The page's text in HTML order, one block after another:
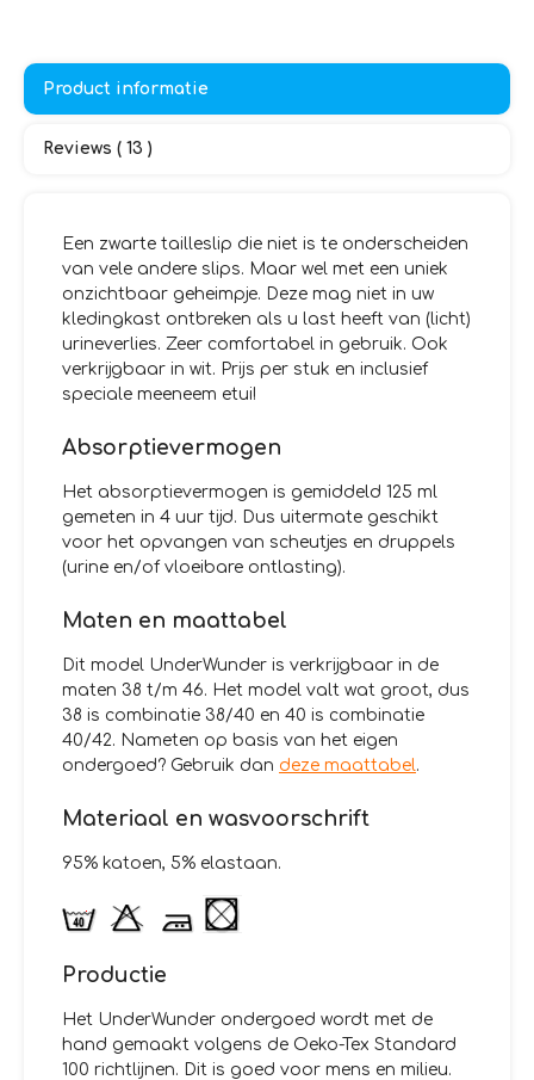
Product informatie
Reviews ( 13 )
Een zwarte tailleslip die niet is te onderscheiden
van vele andere slips. Maar wel met een uniek
onzichtbaar geheimpje. Deze mag niet in uw
kledingkast ontbreken als u last heeft van (licht)
urineverlies. Zeer comfortabel in gebruik. Ook
verkrijgbaar in wit. Prijs per stuk en inclusief
speciale meeneem etui!
Absorptievermogen
Het absorptievermogen is gemiddeld 125 ml
gemeten in 4 uur tijd. Dus uitermate geschikt
voor het opvangen van scheutjes en druppels
(urine en/of vloeibare ontlasting).
Maten en maattabel
Dit model UnderWunder is verkrijgbaar in de
maten 38 t/m 46. Het model valt wat groot, dus
38 is combinatie 38/40 en 40 is combinatie
40/42. Nameten op basis van het eigen
ondergoed? Gebruik dan deze maattabel.
Materiaal en wasvoorschrift
95% katoen, 5% elastaan.
Productie
Het UnderWunder ondergoed wordt met de
hand gemaakt volgens de Oeko-Tex Standard
100 richtlijnen. Dit is goed voor mens en milieu.